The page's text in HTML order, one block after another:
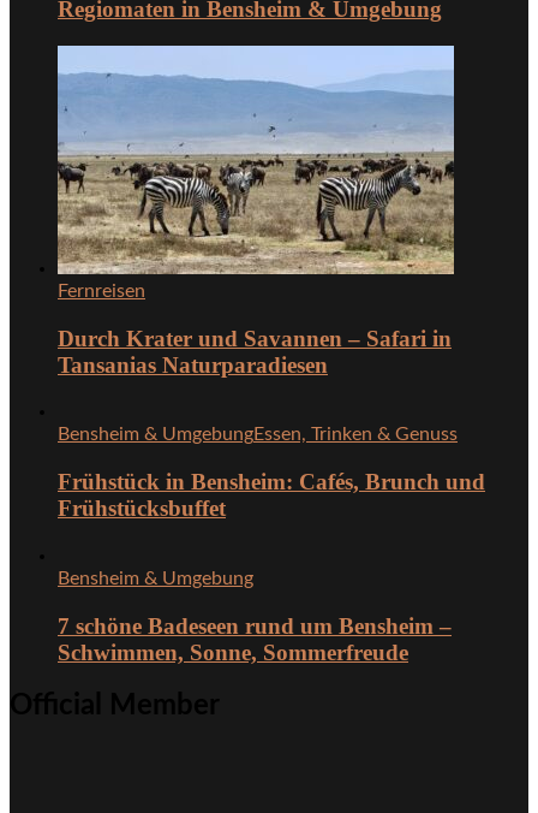
Regiomaten in Bensheim & Umgebung
Fernreisen
Durch Krater und Savannen – Safari in
Tansanias Naturparadiesen
Bensheim & UmgebungEssen, Trinken & Genuss
Frühstück in Bensheim: Cafés, Brunch und
Frühstücksbuffet
Bensheim & Umgebung
7 schöne Badeseen rund um Bensheim –
Schwimmen, Sonne, Sommerfreude
Official Member